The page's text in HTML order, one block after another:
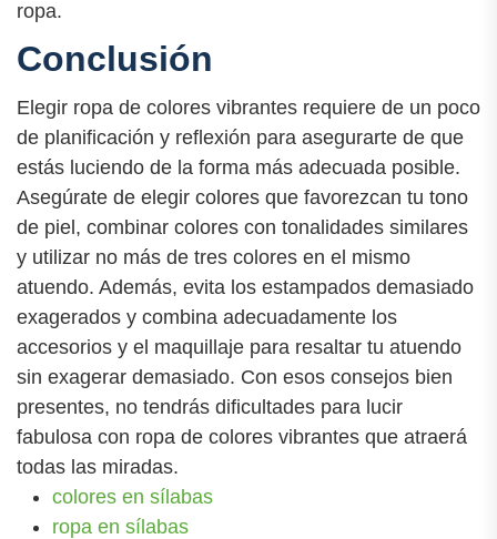
ropa.
Conclusión
Elegir ropa de colores vibrantes requiere de un poco
de planificación y reflexión para asegurarte de que
estás luciendo de la forma más adecuada posible.
Asegúrate de elegir colores que favorezcan tu tono
de piel, combinar colores con tonalidades similares
y utilizar no más de tres colores en el mismo
atuendo. Además, evita los estampados demasiado
exagerados y combina adecuadamente los
accesorios y el maquillaje para resaltar tu atuendo
sin exagerar demasiado. Con esos consejos bien
presentes, no tendrás dificultades para lucir
fabulosa con ropa de colores vibrantes que atraerá
todas las miradas.
colores en sílabas
ropa en sílabas